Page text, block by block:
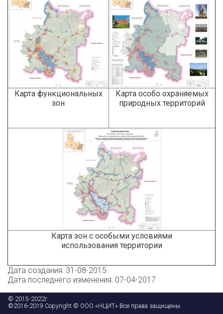
Карта функциональных
зон
Карта особо охраняемых
природных территорий
Карта зон с особыми условиями
использования территории
Дата создания: 31-08-2015
Дата последнего изменения: 07-04-2017
© 2015-2022г.
©2016-2019 Copyright © ООО «НЦИТ» Все права защищены.